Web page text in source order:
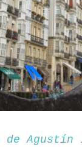
de Agustín